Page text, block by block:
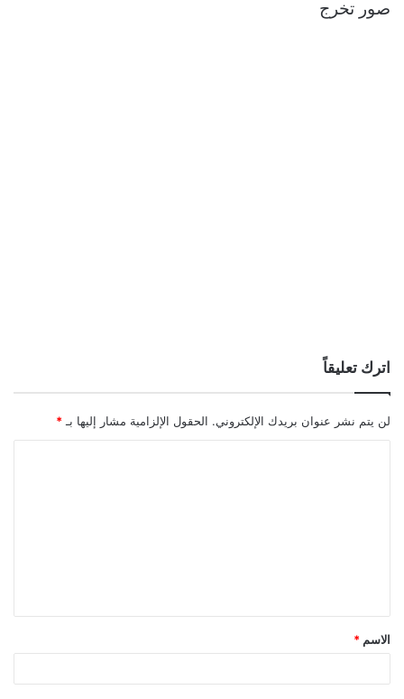
صور تخرج
اترك تعليقاً
لن يتم نشر عنوان بريدك الإلكتروني. الحقول الإلزامية مشار إليها بـ *
ق
*
الاسم *